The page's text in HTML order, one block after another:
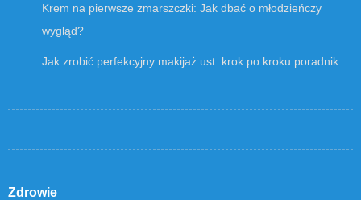
Krem na pierwsze zmarszczki: Jak dbać o młodzieńczy
wygląd?
Jak zrobić perfekcyjny makijaż ust: krok po kroku poradnik
Zdrowie